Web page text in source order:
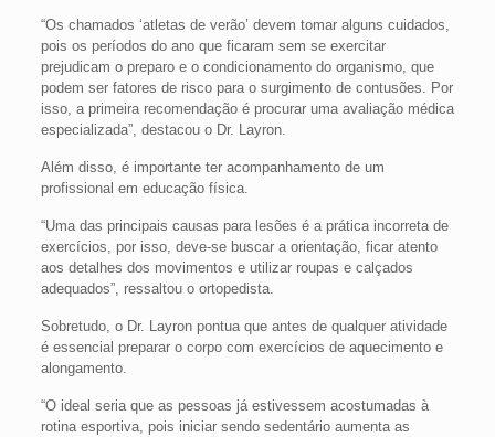
“Os chamados ‘atletas de verão’ devem tomar alguns cuidados,
pois os períodos do ano que ficaram sem se exercitar
prejudicam o preparo e o condicionamento do organismo, que
podem ser fatores de risco para o surgimento de contusões. Por
isso, a primeira recomendação é procurar uma avaliação médica
especializada”, destacou o Dr. Layron.
Além disso, é importante ter acompanhamento de um
profissional em educação física.
“Uma das principais causas para lesões é a prática incorreta de
exercícios, por isso, deve-se buscar a orientação, ficar atento
aos detalhes dos movimentos e utilizar roupas e calçados
adequados”, ressaltou o ortopedista.
Sobretudo, o Dr. Layron pontua que antes de qualquer atividade
é essencial preparar o corpo com exercícios de aquecimento e
alongamento.
“O ideal seria que as pessoas já estivessem acostumadas à
rotina esportiva, pois iniciar sendo sedentário aumenta as